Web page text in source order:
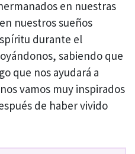
en nuestras
nuestros sueños
durante el
sabiendo que
que nos ayudará a
vamos muy inspirados
de haber vivido